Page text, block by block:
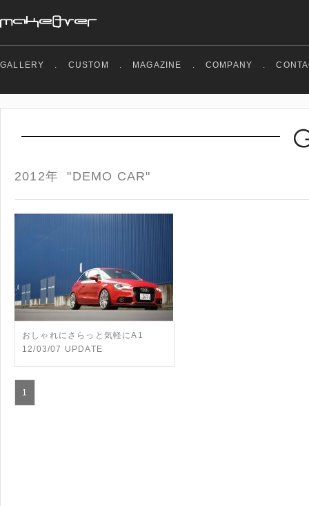
GALLERY . CUSTOM . MAGAZINE . COMPANY .
2012年 "DEMO CAR"
おしゃれにさらっと気軽にA1
12/03/07 UPDATE
1